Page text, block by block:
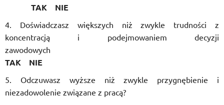
TAK NIE
Doświadczasz większych niż zwykle trudności z
koncentracją i podejmowaniem decyzji
TAK NIE
Odczuwasz wyższe niż zwykle przygnębienie i
niezadowolenie związane z pracą?